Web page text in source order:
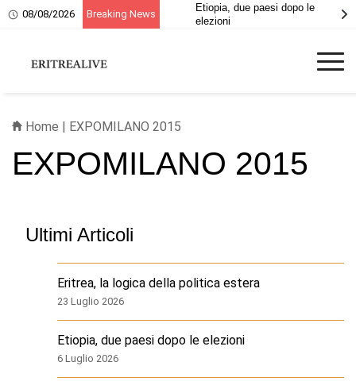
08/08/2026 Breaking News
Etiopia, due paesi dopo le
elezioni
Home | EXPOMILANO 2015
EXPOMILANO 2015
Ultimi Articoli
Eritrea, la logica della politica estera
23 Luglio 2026
Etiopia, due paesi dopo le elezioni
6 Luglio 2026